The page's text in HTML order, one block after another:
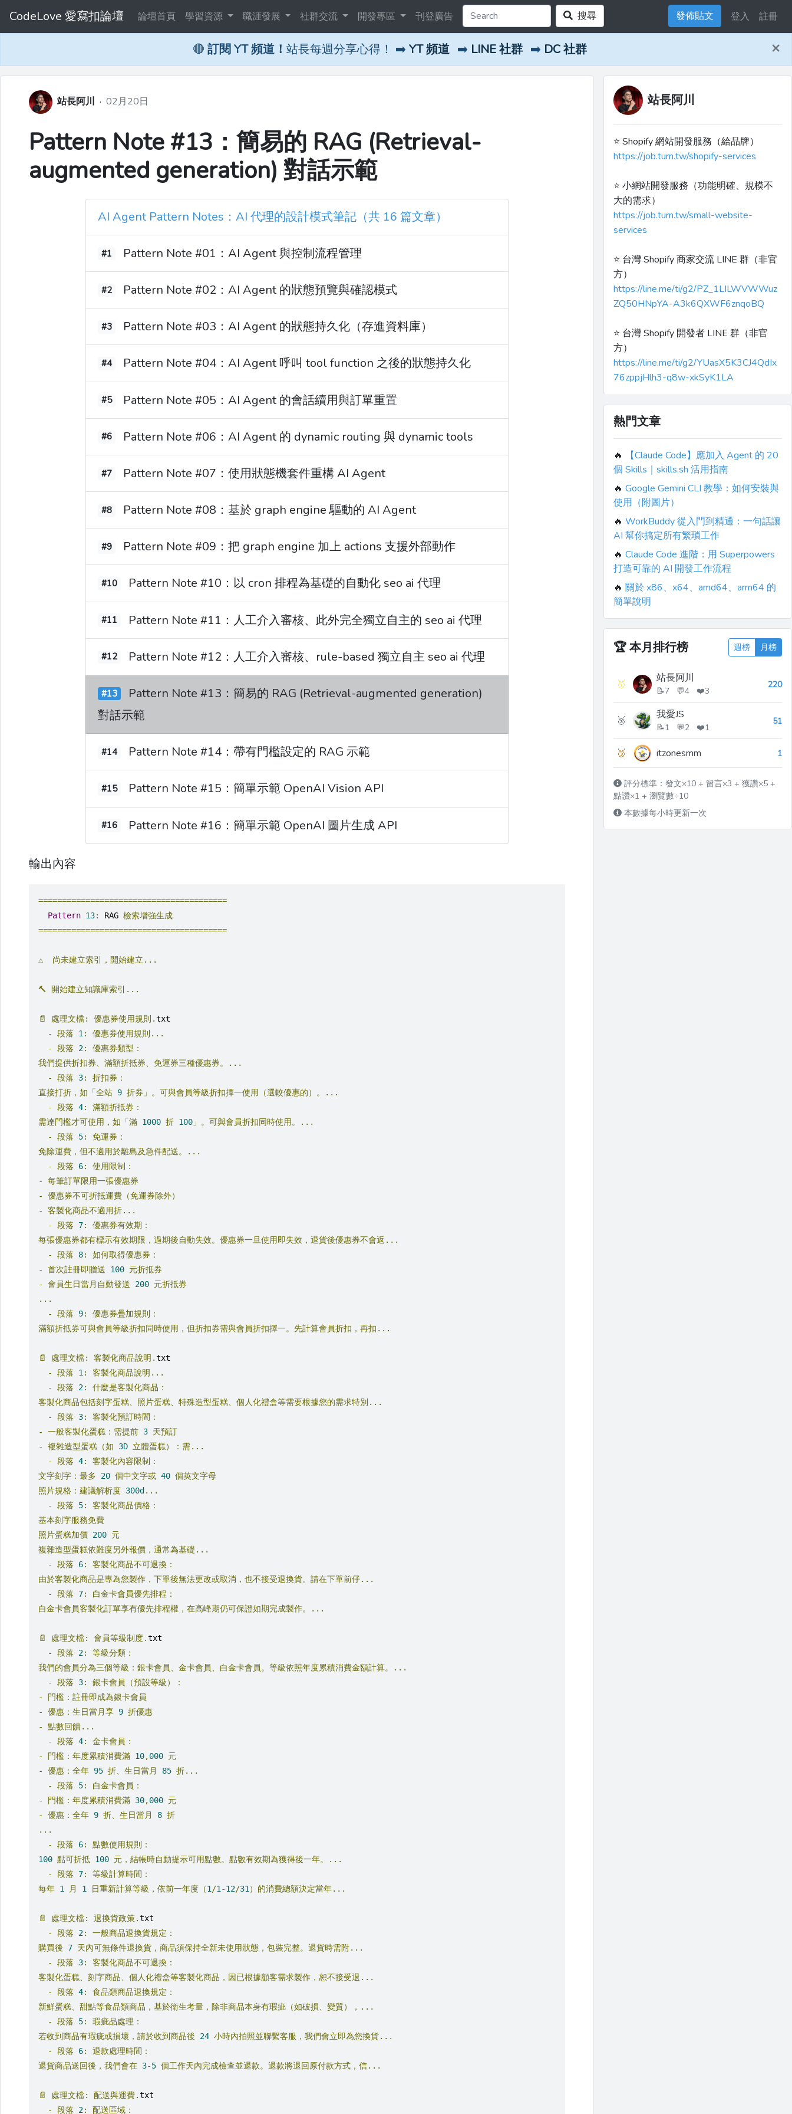
CodeLove 愛寫扣論壇 論壇首頁 學習資源 職涯發展 社群交流 開發專區 刊登廣告 搜尋 發佈貼文 登入 註冊
🔴 訂閱 YT 頻道！ 站長每週分享心得！ ➡️ YT 頻道 ➡️ LINE 社群 ➡️ DC 社群 ×
站長阿川 · 02月20日
Pattern Note #13：簡易的 RAG (Retrieval-
augmented generation) 對話示範
AI Agent Pattern Notes：AI 代理的設計模式筆記（共 16 篇文章）
#1 Pattern Note #01：AI Agent 與控制流程管理
#2 Pattern Note #02：AI Agent 的狀態預覽與確認模式
#3 Pattern Note #03：AI Agent 的狀態持久化（存進資料庫）
#4 Pattern Note #04：AI Agent 呼叫 tool function 之後的狀態持久化
#5 Pattern Note #05：AI Agent 的會話續用與訂單重置
#6 Pattern Note #06：AI Agent 的 dynamic routing 與 dynamic tools
#7 Pattern Note #07：使用狀態機套件重構 AI Agent
#8 Pattern Note #08：基於 graph engine 驅動的 AI Agent
#9 Pattern Note #09：把 graph engine 加上 actions 支援外部動作
#10 Pattern Note #10：以 cron 排程為基礎的自動化 seo ai 代理
#11 Pattern Note #11：人工介入審核、此外完全獨立自主的 seo ai 代理
#12 Pattern Note #12：人工介入審核、rule-based 獨立自主 seo ai 代理
#13
Pattern Note #13：簡易的 RAG (Retrieval-augmented generation)
對話示範
#14 Pattern Note #14：帶有門檻設定的 RAG 示範
#15 Pattern Note #15：簡單示範 OpenAI Vision API
#16 Pattern Note #16：簡單示範 OpenAI 圖片生成 API
輸出內容
========================================
Pattern 13: RAG 檢索增強生成
========================================
⚠️ 尚未建立索引，開始建立...
🔨 開始建立知識庫索引...
📄 處理文檔: 優惠券使用規則.txt
-
段落 1 :
優惠券使用規則...
-
段落 2:
優惠券類型：
我們提供折扣券、滿額折抵券、免運券三種優惠券。...
-
段落 3:
折扣券：
直接打折，如「全站 9 折券」。可與會員等級折扣擇一使用（選較優惠的）。...
-
段落 4:
滿額折抵券：
需達門檻才可使用，如「滿 1000 折 100 」。可與會員折扣同時使用。...
-
段落 5:
免運券：
免除運費，但不適用於離島及急件配送。...
-
段落 6:
使用限制：
-
每筆訂單限用一張優惠券
-
優惠券不可折抵運費（免運券除外）
-
客製化商品不適用折...
-
段落 7:
優惠券有效期：
每張優惠券都有標示有效期限，過期後自動失效。優惠券一旦使用即失效，退貨後優惠券不會返...
-
段落 8:
如何取得優惠券：
-
首次註冊即贈送 100 元折抵券
-
會員生日當月自動發送 200 元折抵券
...
-
段落 9:
優惠券疊加規則：
滿額折抵券可與會員等級折扣同時使用，但折扣券需與會員折扣擇一。先計算會員折扣，再扣...
📄 處理文檔: 客製化商品說明.txt
-
段落 1 :
客製化商品說明...
-
段落 2:
什麼是客製化商品：
客製化商品包括刻字蛋糕、照片蛋糕、特殊造型蛋糕、個人化禮盒等需要根據您的需求特別...
-
段落 3:
客製化預訂時間：
-
一般客製化蛋糕：需提前 3 天預訂
-
複雜造型蛋糕（如 3D 立體蛋糕）：需...
-
段落 4:
客製化內容限制：
文字刻字：最多
20 個中文字或 40 個英文字母
照片規格：建議解析度 300d ...
-
段落 5:
客製化商品價格：
基本刻字服務免費
照片蛋糕加價 200 元
複雜造型蛋糕依難度另外報價，通常為基礎...
-
段落 6:
客製化商品不可退換：
由於客製化商品是專為您製作，下單後無法更改或取消，也不接受退換貨。請在下單前仔...
-
段落 7:
白金卡會員優先排程：
白金卡會員客製化訂單享有優先排程權，在高峰期仍可保證如期完成製作。...
📄 處理文檔: 會員等級制度.txt
-
段落 2:
等級分類：
我們的會員分為三個等級：銀卡會員、金卡會員、白金卡會員。等級依照年度累積消費金額計算。...
-
段落 3:
銀卡會員（預設等級）：
-
門檻：註冊即成為銀卡會員
-
優惠：生日當月享 9 折優惠
-
點數回饋...
-
段落 4:
金卡會員：
-
門檻：年度累積消費滿 10,000 元
-
優惠：全年 95 折、生日當月 85 折...
-
段落 5:
白金卡會員：
-
門檻：年度累積消費滿 30,000 元
-
優惠：全年 9 折、生日當月 8 折
...
-
段落 6:
點數使用規則：
100 點可折抵 100 元，結帳時自動提示可用點數。點數有效期為獲得後一年。...
-
段落 7:
等級計算時間：
每年 1 月 1 日重新計算等級，依前一年度（1 /1 -12/31 ）的消費總額決定當年...
📄 處理文檔: 退換貨政策.txt
-
段落 2:
一般商品退換貨規定：
購買後
7 天內可無條件退換貨，商品須保持全新未使用狀態，包裝完整。退貨時需附...
-
段落 3:
客製化商品不可退換：
客製化蛋糕、刻字商品、個人化禮盒等客製化商品，因已根據顧客需求製作，恕不接受退...
-
段落 4:
食品類商品退換規定：
新鮮蛋糕、甜點等食品類商品，基於衛生考量，除非商品本身有瑕疵（如破損、變質），...
-
段落 5:
瑕疵品處理：
若收到商品有瑕疵或損壞，請於收到商品後
24 小時內拍照並聯繫客服，我們會立即為您換貨...
-
段落 6:
退款處理時間：
退貨商品送回後，我們會在 3-5 個工作天內完成檢查並退款。退款將退回原付款方式，信...
📄 處理文檔: 配送與運費.txt
-
段落 2: 配送區域：
站長阿川
⭐️ Shopify 網站開發服務（給品牌）
https://job.turn.tw/shopify-services
⭐️ 小網站開發服務（功能明確、規模不
大的需求）
https://job.turn.tw/small-website-
services
⭐️ 台灣 Shopify 商家交流 LINE 群（非官
方）
https://line.me/ti/g2/PZ_1LILWVWWuz
ZQ50HNpYA-A3k6QXWF6znqoBQ
⭐️ 台灣 Shopify 開發者 LINE 群（非官
方）
https://line.me/ti/g2/YUasX5K3CJ4QdIx
76zppjHlh3-q8w-xkSyK1LA
熱門文章
🔥
【Claude Code】應加入 Agent 的 20
個 Skills｜skills.sh 活用指南
🔥 Google Gemini CLI 教學：如何安裝與
使用（附圖片）
🔥 WorkBuddy 從入門到精通：一句話讓
AI 幫你搞定所有繁瑣工作
🔥 Claude Code 進階：用 Superpowers
打造可靠的 AI 開發工作流程
🔥 關於 x86、x64、amd64、arm64 的
簡單說明
🏆本月排行榜 週榜 月榜
🥇 站長阿川
📝7 💬4 ❤️3
220
🥈 我愛JS
📝1 💬2 ❤️1
51
🥉 itzonesmm 1
評分標準：發文×10 + 留言×3 + 獲讚×5 +
點讚×1 + 瀏覽數÷10
本數據每小時更新一次